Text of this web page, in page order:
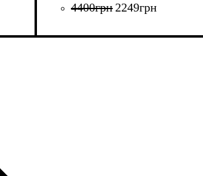
4400грн 2249грн